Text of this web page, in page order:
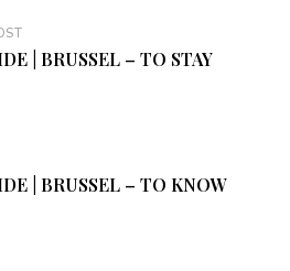
| BRUSSEL – TO STAY
| BRUSSEL – TO KNOW